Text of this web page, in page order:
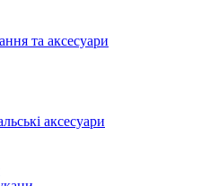
та аксесуари
аксесуари